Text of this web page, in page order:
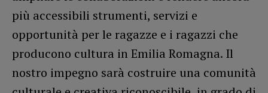
più accessibili strumenti, servizi e
opportunità per le ragazze e i ragazzi che
producono cultura in Emilia Romagna. Il
nostro impegno sarà costruire una comunità